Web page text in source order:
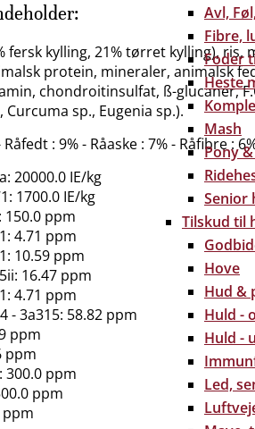
Avl,
Fibre,
Foder
Heste
Mash
Pony
Senior
Tilskud til
Hove
Hud &
Huld -
Huld -
Led,
fersk kylling, 21% tørret kylling),
protein, mineraler, animalsk
chondroitinsulfat, ß-glucaner,
sp., Eugenia sp.).
: 9% - Råaske : 7% - Råfibre :
20000.0 IE/kg
1700.0 IE/kg
150.0 ppm
4.71 ppm
10.59 ppm
16.47 ppm
4.71 ppm
- 3a315: 58.82 ppm
ppm
ppm
300.0 ppm
ppm
ppm